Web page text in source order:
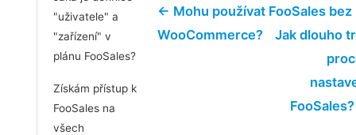
"uživatele" a
"zařízení" v
plánu FooSales?
Získám přístup k
FooSales na
všech
← Mohu používat FooSales bez
WooCommerce?
Jak dlouho